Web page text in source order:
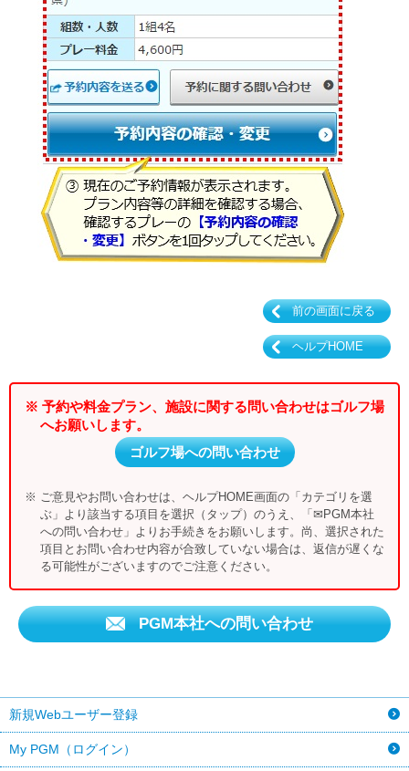
前の画面に戻る
ヘルプHOME
※ 予約や料金プラン、施設に関する問い合わせはゴルフ場
へお願いします。
ゴルフ場への問い合わせ
※ ご意見やお問い合わせは、ヘルプHOME画面の「カテゴリを選
ぶ」より該当する項目を選択（タップ）のうえ、「✉PGM本社
への問い合わせ」よりお手続きをお願いします。尚、選択された
項目とお問い合わせ内容が合致していない場合は、返信が遅くな
る可能性がございますのでご注意ください。
PGM本社への問い合わせ
新規Webユーザー登録
My PGM（ログイン）